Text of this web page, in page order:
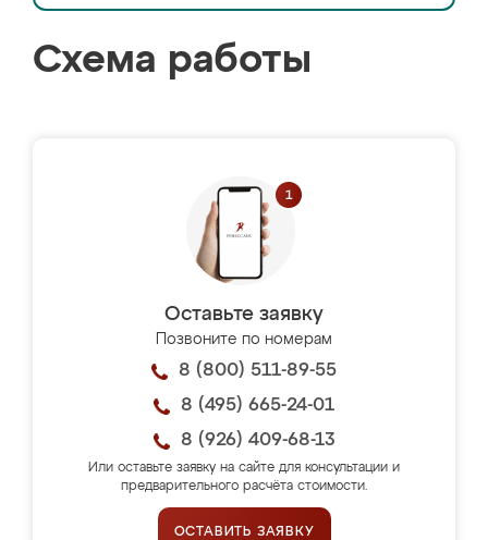
Схема работы
Оставьте заявку
Позвоните по номерам
8 (800) 511-89-55
8 (495) 665-24-01
8 (926) 409-68-13
Или оставьте заявку на сайте для консультации и
предварительного расчёта стоимости.
ОСТАВИТЬ ЗАЯВКУ